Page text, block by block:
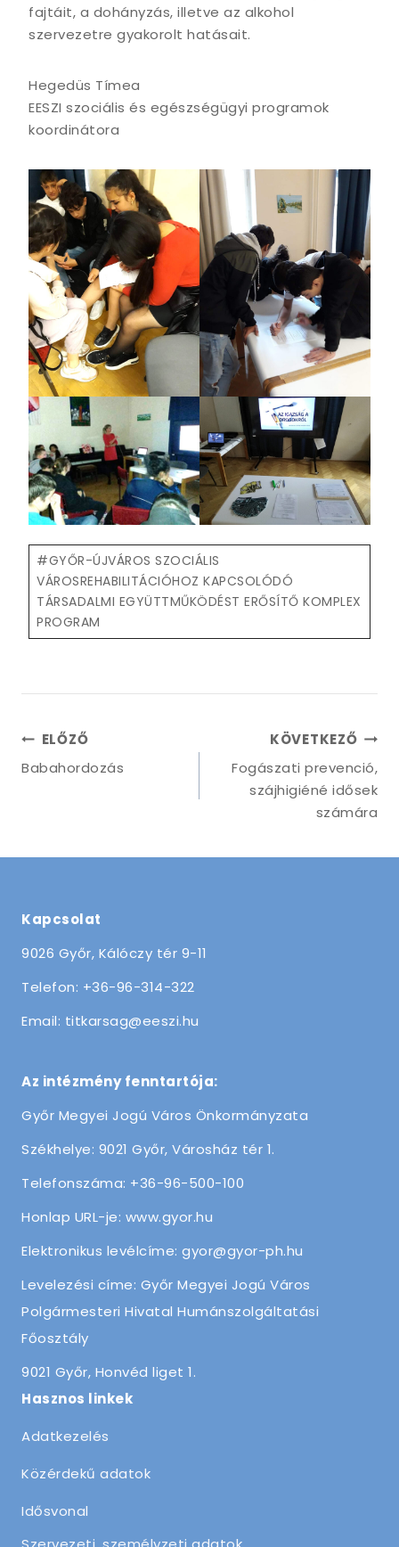
fajtáit, a dohányzás, illetve az alkohol
szervezetre gyakorolt hatásait.
Hegedüs Tímea
EESZI szociális és egészségügyi programok
koordinátora
Post
Tags:
#GYŐR-ÚJVÁROS SZOCIÁLIS
VÁROSREHABILITÁCIÓHOZ KAPCSOLÓDÓ
TÁRSADALMI EGYÜTTMŰKÖDÉST ERŐSÍTŐ KOMPLEX
PROGRAM
Bejegyzés
navigáció
ELŐZŐ
Babahordozás
KÖVETKEZŐ
Fogászati prevenció,
szájhigiéné idősek
számára
Kapcsolat
9026 Győr, Kálóczy tér 9-11
Telefon: +36-96-314-322
Email: titkarsag@eeszi.hu
Az intézmény fenntartója:
Győr Megyei Jogú Város Önkormányzata
Székhelye: 9021 Győr, Városház tér 1.
Telefonszáma: +36-96-500-100
Honlap URL-je: www.gyor.hu
Elektronikus levélcíme: gyor@gyor-ph.hu
Levelezési címe: Győr Megyei Jogú Város
Polgármesteri Hivatal Humánszolgáltatási
Főosztály
9021 Győr, Honvéd liget 1.
Hasznos linkek
Adatkezelés
Közérdekű adatok
Idősvonal